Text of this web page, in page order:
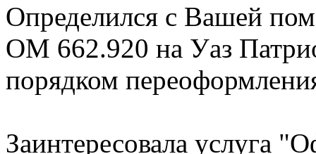
Определился с Вашей
ОМ 662.920 на Уаз
порядком
Заинтересовала услуга